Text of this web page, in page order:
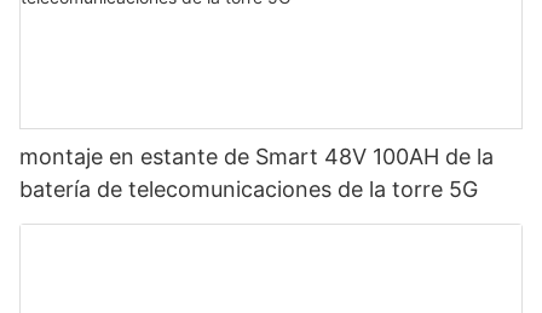
montaje en estante de Smart 48V 100AH ​​de la
batería de telecomunicaciones de la torre 5G